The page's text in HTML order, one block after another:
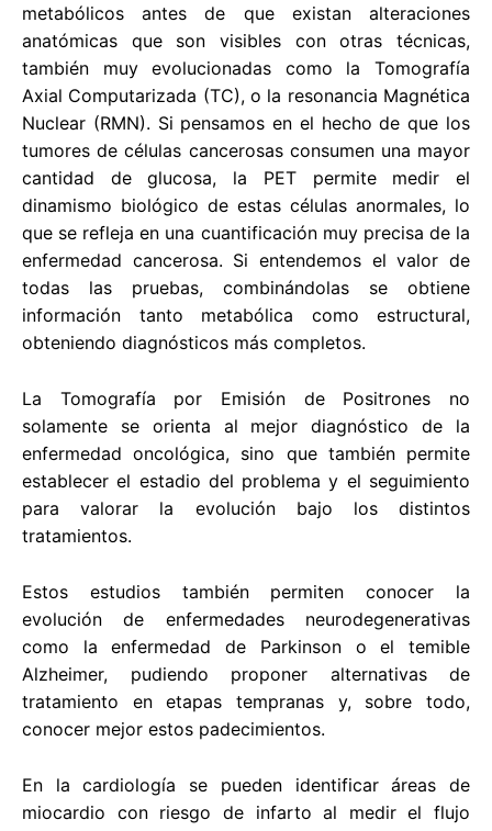
metabólicos antes de que existan alteraciones
anatómicas que son visibles con otras técnicas,
también muy evolucionadas como la Tomografía
Axial Computarizada (TC), o la resonancia Magnética
Nuclear (RMN). Si pensamos en el hecho de que los
tumores de células cancerosas consumen una mayor
cantidad de glucosa, la PET permite medir el
dinamismo biológico de estas células anormales, lo
que se refleja en una cuantificación muy precisa de la
enfermedad cancerosa. Si entendemos el valor de
todas las pruebas, combinándolas se obtiene
información tanto metabólica como estructural,
obteniendo diagnósticos más completos.
La Tomografía por Emisión de Positrones no
solamente se orienta al mejor diagnóstico de la
enfermedad oncológica, sino que también permite
establecer el estadio del problema y el seguimiento
para valorar la evolución bajo los distintos
tratamientos.
Estos estudios también permiten conocer la
evolución de enfermedades neurodegenerativas
como la enfermedad de Parkinson o el temible
Alzheimer, pudiendo proponer alternativas de
tratamiento en etapas tempranas y, sobre todo,
conocer mejor estos padecimientos.
En la cardiología se pueden identificar áreas de
miocardio con riesgo de infarto al medir el flujo